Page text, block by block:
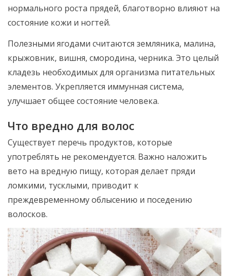
нормального роста прядей, благотворно влияют на
состояние кожи и ногтей.
Полезными ягодами считаются земляника, малина,
крыжовник, вишня, смородина, черника. Это целый
кладезь необходимых для организма питательных
элементов. Укрепляется иммунная система,
улучшает общее состояние человека.
Что вредно для волос
Существует перечь продуктов, которые
употреблять не рекомендуется. Важно наложить
вето на вредную пищу, которая делает пряди
ломкими, тусклыми, приводит к
преждевременному облысению и поседению
волосков.